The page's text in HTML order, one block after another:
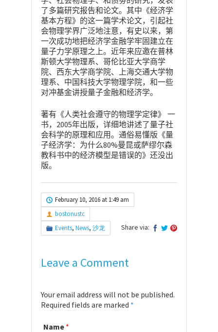
了多篇研究报告和论文。其中《经济学
基本方程》的这一篇学术论文，引起社
会物理学界广泛地注意，有史以来，第
一次成功地把经济学金融学牢固建立在
量子力学原理之上。近年来应邀在普林
斯顿大学物理系、哥伦比亚大学商学
院、西东大学商学院、上海交通大学物
理系、中国科技大学物理学院，和一些
对冲基金讲授量子金融和经济学。
著有《人类社会遵守的物理学定律》 一
书， 2005年出版，详细地讲述了量子社
会科学的原理和应用。通俗易懂版《量
子经济学：为什么80%曼昆或萨缪尔森
教科书中的经济模型是错误的》还没出
版。
February 10, 2016 at 1:49 am
bostonustc
Events, News, 沙龙 Share via:
Leave a Comment
Your email address will not be published.
Required fields are marked *
Name *